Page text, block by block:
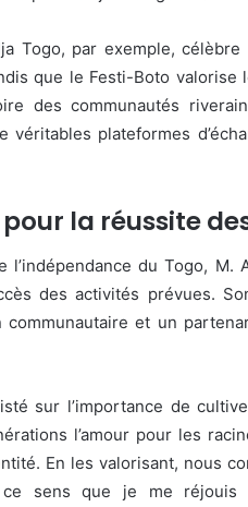
Togo, par exemple,
que le Festi-Boto
des communautés
véritables plateformes
la réussite
du Togo, M.
des activités prévues.
communautaire et un
sur l’importance de
l’amour pour les
En les valorisant, nous
ce sens que je me